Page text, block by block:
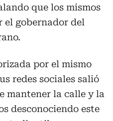
que los mismos
el gobernador del
por el mismo
redes sociales salió
mantener la calle y la
desconociendo este